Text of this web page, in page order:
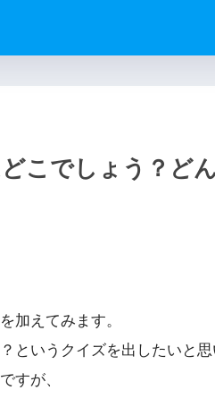
こでしょう？ど
加えてみます。
というクイズを出したいと思
すが、